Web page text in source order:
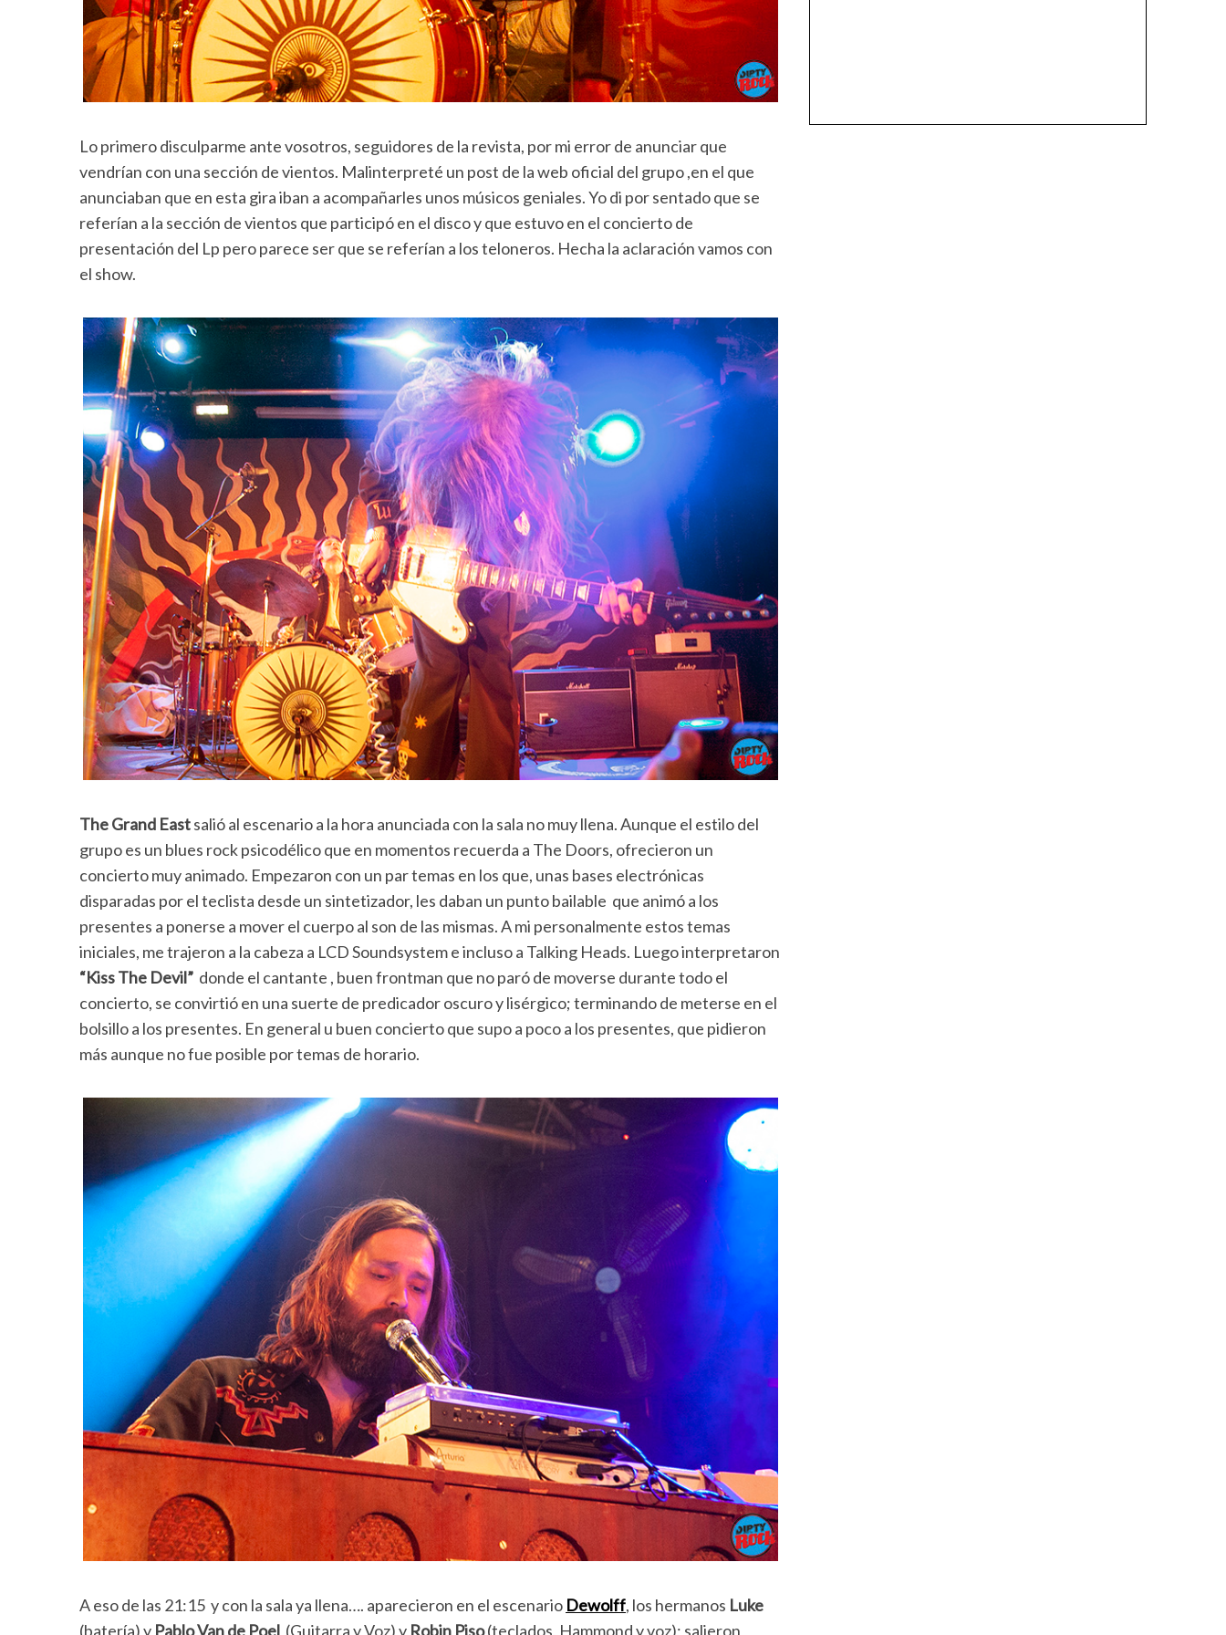
Lo primero disculparme ante vosotros, seguidores de la revista, por mi error de anunciar que
vendrían con una sección de vientos. Malinterpreté un post de la web oficial del grupo ,en el que
anunciaban que en esta gira iban a acompañarles unos músicos geniales. Yo di por sentado que se
referían a la sección de vientos que participó en el disco y que estuvo en el concierto de
presentación del Lp pero parece ser que se referían a los teloneros. Hecha la aclaración vamos con
el show.
The Grand Eastsalió al escenario a la hora anunciada con la sala no muy llena. Aunque el estilo del
grupo es un blues rock psicodélico que en momentos recuerda a The Doors, ofrecieron un
concierto muy animado. Empezaron con un par temas en los que, unas bases electrónicas
disparadas por el teclista desde un sintetizador, les daban un punto bailable que animó a los
presentes a ponerse a mover el cuerpo al son de las mismas. A mi personalmente estos temas
iniciales, me trajeron a la cabeza a LCD Soundsystem e incluso a Talking Heads. Luego interpretaron
“Kiss The Devil” donde el cantante , buen frontman que no paró de moverse durante todo el
concierto, se convirtió en una suerte de predicador oscuro y lisérgico; terminando de meterse en el
bolsillo a los presentes. En general u buen concierto que supo a poco a los presentes, que pidieron
más aunque no fue posible por temas de horario.
A eso de las 21:15 y con la sala ya llena…. aparecieron en el escenario Dewolff, los hermanos Luke
(batería) y Pablo Van de Poel (Guitarra y Voz) y Robin Piso(teclados, Hammond y voz); salieron